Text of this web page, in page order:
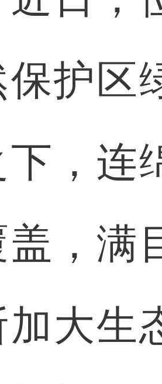
保护区
下，连
，满
加大生